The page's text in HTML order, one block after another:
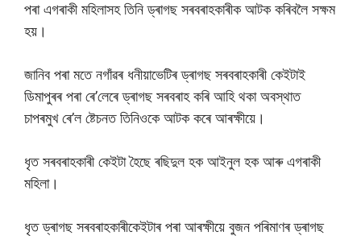
পৰা এগৰাকী মহিলাসহ তিনি ড্ৰাগছ সৰবৰাহকাৰীক আটক কৰিবলৈ সক্ষম
হয়।
জানিব পৰা মতে নগাঁৱৰ ধনীয়াভেটিৰ ড্ৰাগছ সৰবৰাহকাৰী কেইটাই
ডিমাপুৰৰ পৰা ৰে’লেৰে ড্ৰাগছ সৰবৰাহ কৰি আহি থকা অবস্থাত
চাপৰমুখ ৰে’ল ষ্টেচনত তিনিওকে আটক কৰে আৰক্ষীয়ে।
ধৃত সৰবৰাহকাৰী কেইটা হৈছে ৰছিদুল হক আইনুল হক আৰু এগৰাকী
মহিলা।
ধৃত ড্ৰাগছ সৰবৰাহকাৰীকেইটাৰ পৰা আৰক্ষীয়ে বুজন পৰিমাণৰ ড্ৰাগছ